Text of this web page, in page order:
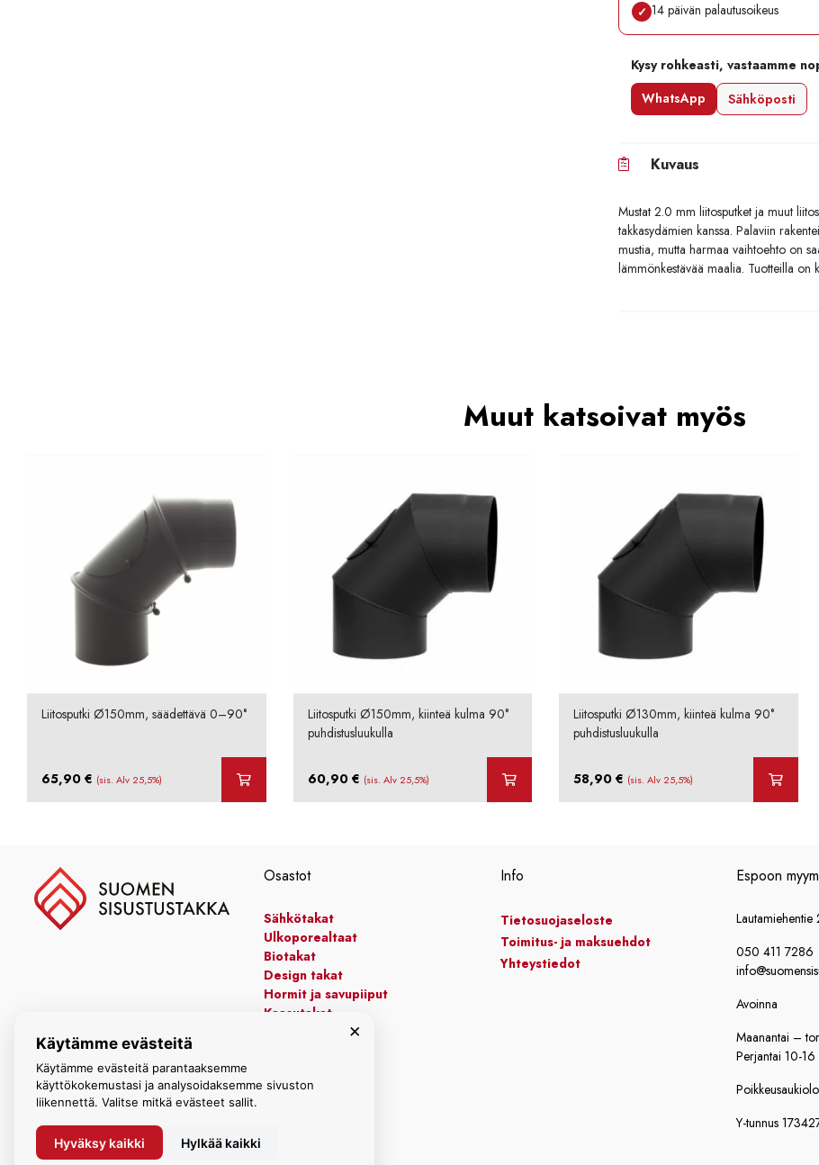
✓ 14 päivän palautusoikeus
Kysy rohkeasti, vastaamme
WhatsApp
Sähköposti
Kuvaus
Mustat 2.0 mm liitosputket ja muut
takkasydämien kanssa. Palaviin
mustia, mutta harmaa vaihtoehto on
lämmönkestävää maalia. Tuotteilla on
Muut katsoivat myös
Liitosputki Ø150mm, säädettävä 0–90°
65,90 € (sis. Alv 25,5%)
Liitosputki Ø150mm, kiinteä kulma 90°
puhdistusluukulla
60,90 € (sis. Alv 25,5%)
Liitosputki Ø130mm, kiinteä kulma 90°
puhdistusluukulla
58,90€ (sis. Alv 25,5%)
Osastot
Sähkötakat
Ulkoporealtaat
Biotakat
Design takat
Hormit ja savupiiput
Kaasutakat
Kiertoilmatakat
Info
Tietosuojaseloste
Toimitus- ja maksuehdot
Yhteystiedot
Espoon
050 411 7286
Avoinna
Maanantai –
Perjantai 10-16
Y-tunnus
×
Käytämme evästeitä
Käytämme evästeitä parantaaksemme
käyttökokemustasi ja analysoidaksemme sivuston
liikennettä. Valitse mitkä evästeet sallit.
Hyväksy kaikki Hylkää kaikki